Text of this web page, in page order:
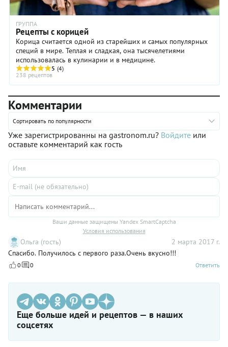
ГРУППА
Рецепты с корицей
Корица считается одной из старейших и самых популярных
специй в мире. Теплая и сладкая, она тысячелетиями
использовалась в кулинарии и в медицине.
5 (4)
238 рецептов
Комментарии
Сортировать по популярности
Уже зарегистрированны на gastronom.ru? Войдите или
оставьте комментарий как гость
Ваши данные защищены Yandex SmartCaptcha
Условия использования
Ольга (гость)
2 марта 2017 г.
Спасибо. Получилось с первого раза.Очень вкусно!!!
0 0 Ответить
Еще больше идей и рецептов — в наших
соцсетях